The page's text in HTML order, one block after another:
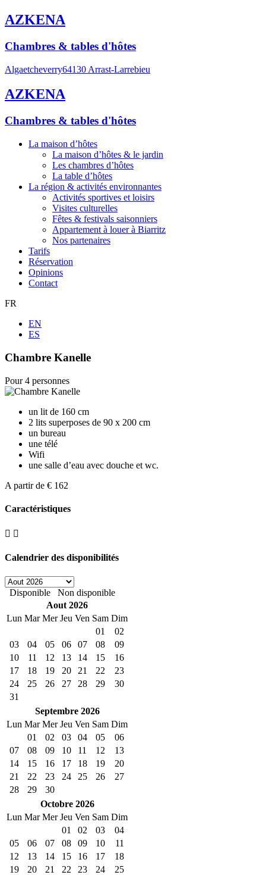
AZKENA
Chambres & tables d'hôtes
Algaetcheverry64130 Arrast-Larrebieu
AZKENA
Chambres & tables d'hôtes
La maison d’hôtes
La maison d’hôtes & le jardin
Les chambres d’hôtes
La table d’hôtes
La région & activités environnantes
Activités sportives et loisirs
Visites culturelles
Fêtes & festivals saisonniers
Appartement à louer à Biarritz
Nos partenaires
Tarifs
Réservation
Opinions
Contact
FR
EN
ES
Chambre Kanelle
Pour 4 personnes
un lit de 160 cm
2 lits superposes de 90 x 200 cm
un bureau
une télé
Wifi
une salle d’eau avec douche et wc.
A partir de € 162
Caractéristiques
Calendrier des disponibilités
Disponible
Non disponible
Aout 2026
Lun Mar Mer Jeu Ven Sam Dim
01
02
03
04 05 06 07 08
09
10
11 12 13 14 15
16
17
18 19 20 21 22
23
24
25 26 27 28 29
30
31
Septembre 2026
Lun Mar Mer Jeu Ven Sam Dim
01
02 03 04 05
06
07
08 09 10 11 12
13
14
15 16 17 18 19
20
21
22 23 24 25 26
27
28
29
30
Octobre 2026
Lun Mar Mer Jeu Ven Sam Dim
01
02 03
04
05
06 07 08 09 10
11
12
13 14 15 16 17
18
19
20 21 22 23 24
25